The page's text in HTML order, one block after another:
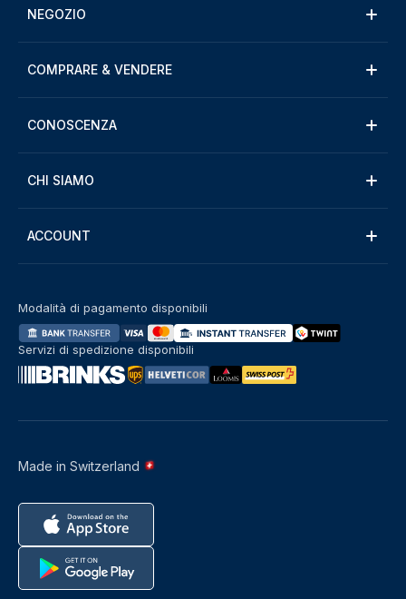
NEGOZIO
COMPRARE & VENDERE
CONOSCENZA
CHI SIAMO
ACCOUNT
Made in Switzerland
Modalità di pagamento disponibili
Servizi di spedizione disponibili